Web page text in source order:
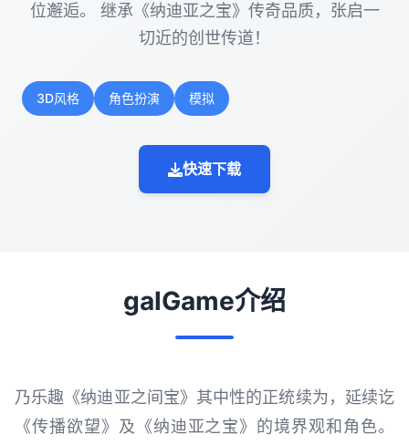
位邂逅。 继承《纳迪亚之宝》传奇品质，张启一
切近的创世传道！
3D风格 角色扮演 模拟
快速下载
galGame介绍
乃乐趣《纳迪亚之间宝》其中性的正统续为，延续讫
《传播欲望》及《纳迪亚之宝》的境界观和角色。